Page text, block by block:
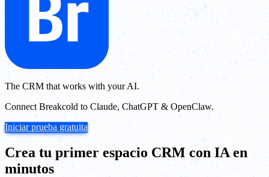
The CRM that works with your AI.
Connect Breakcold to Claude, ChatGPT & OpenClaw.
Iniciar prueba gratuita
Crea tu primer espacio CRM con IA en
minutos